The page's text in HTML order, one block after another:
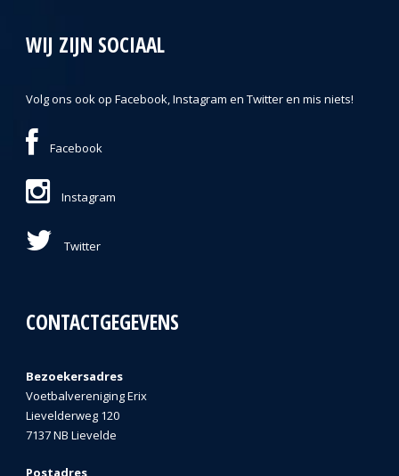
WIJ ZIJN SOCIAAL
Volg ons ook op Facebook, Instagram en Twitter en mis niets!
Facebook
Instagram
Twitter
CONTACTGEGEVENS
Bezoekersadres
Voetbalvereniging Erix
Lievelderweg 120
7137 NB Lievelde
Postadres